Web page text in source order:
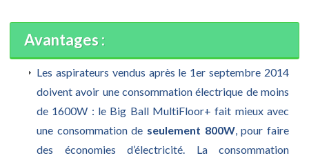
Avantages :
Les aspirateurs vendus après le 1er septembre 2014
doivent avoir une consommation électrique de moins
de 1600W : le Big Ball MultiFloor+ fait mieux avec
une consommation de seulement 800W, pour faire
des économies d’électricité. La consommation